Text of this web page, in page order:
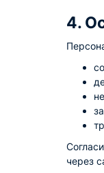
4.
через